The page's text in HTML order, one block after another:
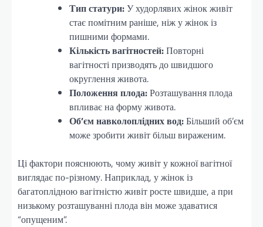
Тип статури:У худорлявих жінок живіт
стає помітним раніше, ніж у жінок із
пишними формами.
Кількість вагітностей:Повторні
вагітності призводять до швидшого
округлення живота.
Положення плода:Розташування плода
впливає на форму живота.
Об’єм навколоплідних вод:Більший об’єм
може зробити живіт більш вираженим.
Ці фактори пояснюють, чому живіт у кожної вагітної
виглядає по-різному. Наприклад, у жінок із
багатоплідною вагітністю живіт росте швидше, а при
низькому розташуванні плода він може здаватися
“опущеним”.